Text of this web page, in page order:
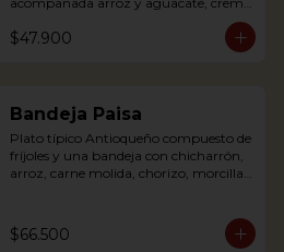
de leche y alcaparras. (Foto de porción
completa).
served with capers, and cream.
Accompanied with rice, arepa and
avocado.
$47.900
Bandeja Paisa
Plato típico Antioqueño compuesto de
fríjoles y una bandeja con chicharrón,
arroz, carne molida, chorizo, morcilla,
The bandeja paisa is our most
important regional dish. It comes with
$66.500